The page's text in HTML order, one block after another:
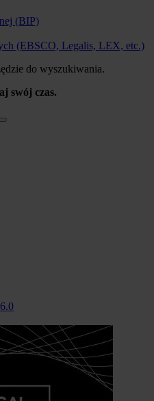
(BIP)
(EBSCO, Legalis, LEX, etc.)
do wyszukiwania.
swój czas.